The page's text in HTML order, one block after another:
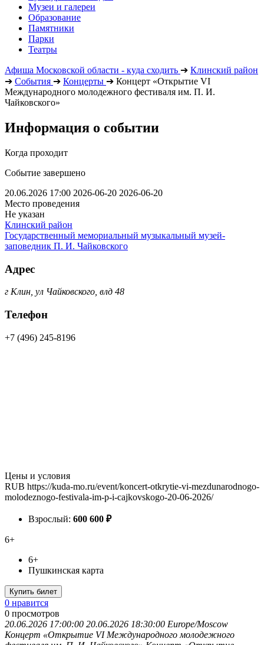
Музеи и галереи
Образование
Памятники
Парки
Театры
Афиша Московской области - куда сходить ➔ Клинский район
➔ События ➔ Концерты ➔ Концерт «Открытие VI
Международного молодежного фестиваля им. П. И.
Чайковского»
Информация о событии
Когда проходит
Событие завершено
20.06.2026 17:00 2026-06-20 2026-06-20
Место проведения
Не указан
Клинский район
Государственный мемориальный музыкальный музей-
заповедник П. И. Чайковского
Адрес
г Клин, ул Чайковского, влд 48
Телефон
+7 (496) 245-8196
Цены и условия
RUB https://kuda-mo.ru/event/koncert-otkrytie-vi-mezdunarodnogo-
molodeznogo-festivala-im-p-i-cajkovskogo-20-06-2026/
Взрослый: 600 600 ₽
6+
6+
Пушкинская карта
Купить билет
0 нравится
0 просмотров
20.06.2026 17:00:00 20.06.2026 18:30:00 Europe/Moscow
Концерт «Открытие VI Международного молодежного